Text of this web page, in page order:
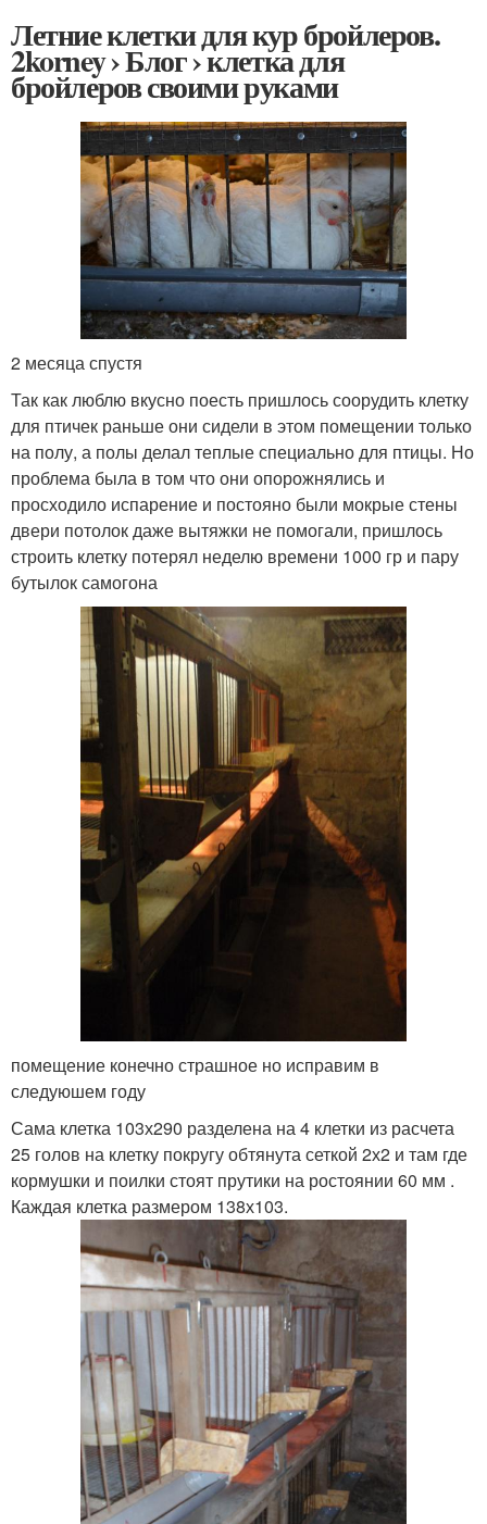
Летние клетки для кур бройлеров.
2korney › Блог › клетка для
бройлеров своими руками
2 месяца спустя
Так как люблю вкусно поесть пришлось соорудить клетку
для птичек раньше они сидели в этом помещении только
на полу, а полы делал теплые специально для птицы. Но
проблема была в том что они опорожнялись и
просходило испарение и постояно были мокрые стены
двери потолок даже вытяжки не помогали, пришлось
строить клетку потерял неделю времени 1000 гр и пару
бутылок самогона
помещение конечно страшное но исправим в
следуюшем году
Сама клетка 103х290 разделена на 4 клетки из расчета
25 голов на клетку покругу обтянута сеткой 2х2 и там где
кормушки и поилки стоят прутики на ростоянии 60 мм .
Каждая клетка размером 138х103.